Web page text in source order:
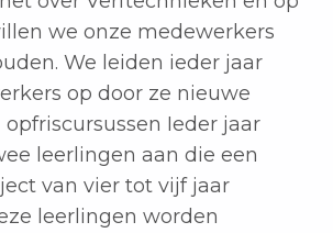
we onze medewerkers
We leiden ieder jaar
op door ze nieuwe
opfriscursussen Ieder jaar
leerlingen aan die een
van vier tot vijf jaar
leerlingen worden